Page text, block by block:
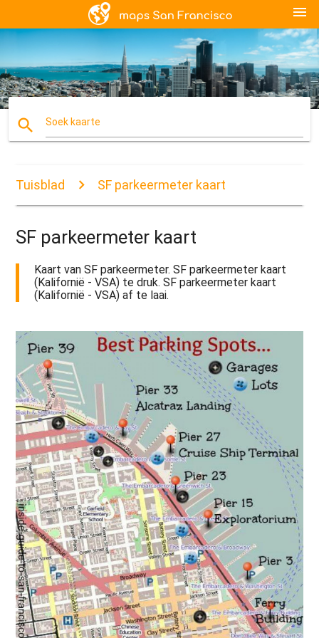
menu
search Soek kaarte
Tuisblad SF parkeermeter kaart
SF parkeermeter kaart
Kaart van SF parkeermeter. SF parkeermeter kaart
(Kalifornië - VSA) te druk. SF parkeermeter kaart
(Kalifornië - VSA) af te laai.